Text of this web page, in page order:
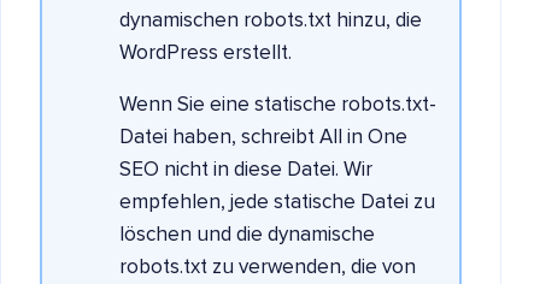
dynamischen robots.txt hinzu, die
WordPress erstellt.
Wenn Sie eine statische robots.txt-
Datei haben, schreibt All in One
SEO nicht in diese Datei. Wir
empfehlen, jede statische Datei zu
löschen und die dynamische
robots.txt zu verwenden, die von